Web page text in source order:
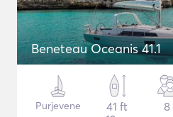
Beneteau Oceanis 41.1
Purjevene
41 ft
8